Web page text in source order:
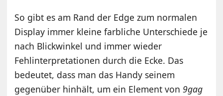
So gibt es am Rand der Edge zum normalen
Display immer kleine farbliche Unterschiede je
nach Blickwinkel und immer wieder
Fehlinterpretationen durch die Ecke. Das
bedeutet, dass man das Handy seinem
gegenüber hinhält, um ein Element von9gag